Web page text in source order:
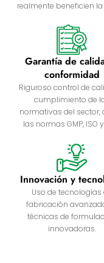
realmente beneficien
Garantía de
conformidad
Riguroso control de
cumplimiento de
normativas del sector,
las normas GMP, ISO y
Innovación y
Uso de tecnologías
fabricación
técnicas de
innovadoras.